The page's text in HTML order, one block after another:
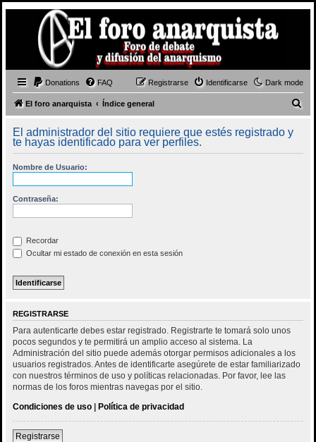
Dark mode
Donations FAQ Identificarse
Registrarse
El foro anarquista Índice general
c
El administrador del sitio requiere que estés registrado y
te hayas identificado para ver perfiles.
Nombre de Usuario:
Contraseña:
Recordar
Ocultar mi estado de conexión en esta sesión
REGISTRARSE
Para autenticarte debes estar registrado. Registrarte te tomará solo unos
pocos segundos y te permitirá un amplio acceso al sistema. La
Administración del sitio puede además otorgar permisos adicionales a los
usuarios registrados. Antes de identificarte asegúrete de estar familiarizado
con nuestros términos de uso y políticas relacionadas. Por favor, lee las
normas de los foros mientras navegas por el sitio.
Condiciones de uso | Política de privacidad
Registrarse